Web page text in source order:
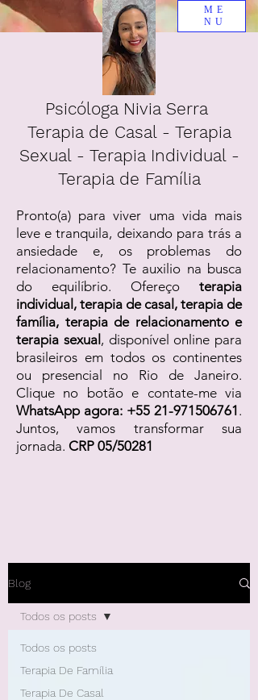
Psicóloga Nivia Serra
Terapia de Casal - Terapia
Sexual - Terapia Individual -
Terapia de Família
Pronto(a) para viver uma vida mais
leve e tranquila, deixando para trás a
ansiedade e, os problemas do
relacionamento? Te auxilio na busca
do equilíbrio. Ofereço terapia
individual, terapia de casal, terapia de
família, terapia de relacionamento e
terapia sexual , disponível online para
brasileiros em todos os continentes
ou presencial no Rio de Janeiro.
Clique no botão e contate-me via
WhatsApp agora: +55 21-971506761 .
Juntos, vamos transformar sua
jornada. CRP 05/50281
ME
NU
Blog
Todos os posts
Terapia De Família
Terapia De Casal
Todos os posts